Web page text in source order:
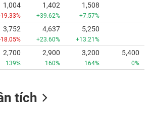
1,004
19.33%
1,402
+39.62%
1,508
+7.57%
3,752
18.05%
4,637
+23.60%
5,250
+13.21%
2,700
139%
2,900
160%
3,200
164%
5,400
0%
tích